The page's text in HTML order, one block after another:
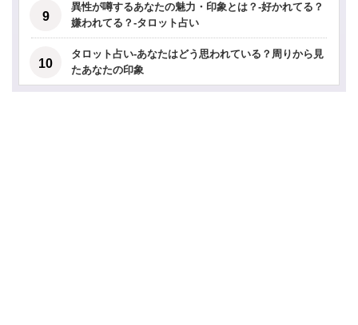
異性が噂するあなたの魅力・印象とは？-好かれてる？
嫌われてる？-タロット占い
タロット占い-あなたはどう思われている？周りから見
たあなたの印象